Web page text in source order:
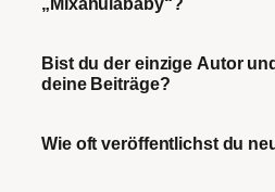
Bist du der einzige Autor
deine Beiträge?
Wie oft veröffentlichst du